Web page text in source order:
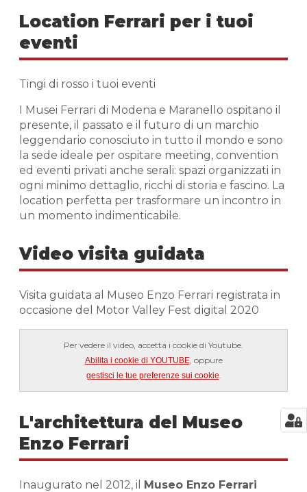
Location Ferrari per i tuoi
eventi
Tingi di rosso i tuoi eventi
I Musei Ferrari di Modena e Maranello ospitano il
presente, il passato e il futuro di un marchio
leggendario conosciuto in tutto il mondo e sono
la sede ideale per ospitare meeting, convention
ed eventi privati anche serali: spazi organizzati in
ogni minimo dettaglio, ricchi di storia e fascino. La
location perfetta per trasformare un incontro in
un momento indimenticabile.
Video visita guidata
Visita guidata al Museo Enzo Ferrari registrata in
occasione del Motor Valley Fest digital 2020
Per vedere il video, accetta i cookie di Youtube.
Abilita i cookie di YOUTUBE, oppure
gestisci le tue preferenze sui cookie.
L'architettura del Museo
Enzo Ferrari
Inaugurato nel 2012, il Museo Enzo Ferrari